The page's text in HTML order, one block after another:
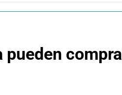
pueden